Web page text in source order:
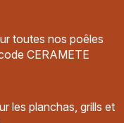
toutes nos poêles
CERAMETE
les planchas, grills et